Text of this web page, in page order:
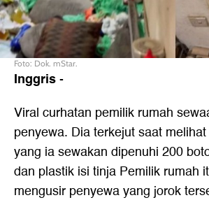
Foto: Dok. mStar.
Inggris-
Viral curhatan pemilik rumah
penyewa. Dia terkejut saat
yang ia sewakan dipenuhi 200
dan plastik isi tinja Pemilik rumah
mengusir penyewa yang jorok